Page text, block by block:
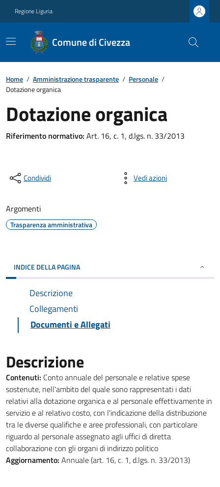
Regione Liguria
Comune di Civezza
Home / Amministrazione trasparente / Personale /
Dotazione organica
Dotazione organica
Riferimento normativo: Art. 16, c. 1, d.lgs. n. 33/2013
Condividi Vedi azioni
Argomenti
Trasparenza amministrativa
INDICE DELLA PAGINA
Descrizione
Collegamenti
Documenti e Allegati
Descrizione
Contenuti: Conto annuale del personale e relative spese
sostenute, nell'ambito del quale sono rappresentati i dati
relativi alla dotazione organica e al personale effettivamente in
servizio e al relativo costo, con l'indicazione della distribuzione
tra le diverse qualifiche e aree professionali, con particolare
riguardo al personale assegnato agli uffici di diretta
collaborazione con gli organi di indirizzo politico
Aggiornamento: Annuale (art. 16, c. 1, d.lgs. n. 33/2013)